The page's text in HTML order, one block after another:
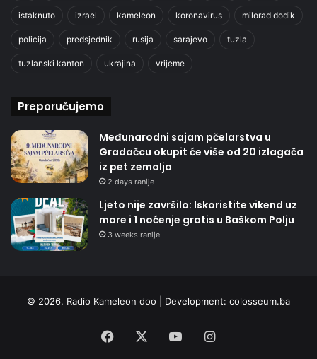
istaknuto izrael kameleon koronavirus milorad dodik
policija predsjednik rusija sarajevo tuzla
tuzlanski kanton ukrajina vrijeme
Preporučujemo
Međunarodni sajam pčelarstva u
Gradačcu okupit će više od 20 izlagača
iz pet zemalja
2 days ranije
Ljeto nije završilo: Iskoristite vikend uz
more i 1 noćenje gratis u Baškom Polju
3 weeks ranije
© 2026. Radio Kameleon doo | Development: colosseum.ba
Facebook YouTubeInstagram